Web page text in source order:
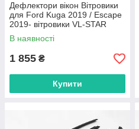
Дефлектори вікон Вітровики
для Ford Kuga 2019 / Escape
2019- вітровики VL-STAR
Тайвань
В наявності
1 855 ₴
Купити